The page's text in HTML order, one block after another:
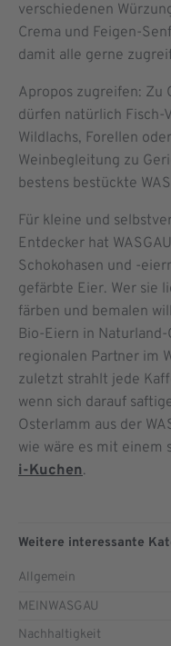
verschiedenen
Crema und Feigen-
damit alle gerne
Apropos zugreifen: Zu
dürfen natürlich Fisch-
Wildlachs, Forellen
Weinbegleitung zu
bestens bestückte
Für kleine und
Entdecker hat
Schokohasen und -
gefärbte Eier. Wer sie
färben und bemalen
Bio-Eiern in
regionalen Partner im
zuletzt strahlt jede
wenn sich darauf
Osterlamm aus der
wie wäre es mit einem
i-Kuchen.
Weitere interessante
Allgemein
MEINWASGAU
Nachhaltigkeit